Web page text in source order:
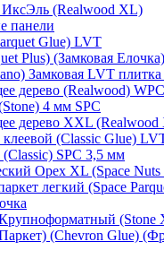
ИксЭль (Realwood XL)
панели
Glue) LVT
Plus) (Замковая Елочка)
Замковая LVT
дерево (Realwood)
4 мм SPC
дерево XXL
(Classic Glue)
SPC 3,5 мм
Орех XL (Space
легкий (Space
(Stone
(Chevron Glue)